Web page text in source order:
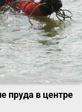
пруда в центре